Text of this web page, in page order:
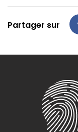
Partager sur